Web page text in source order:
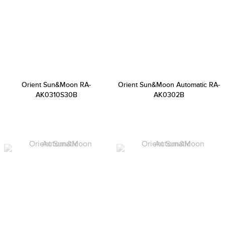
Orient Sun&Moon RA-
AK0310S30B
Orient Sun&Moon Automatic RA-
AK0302B